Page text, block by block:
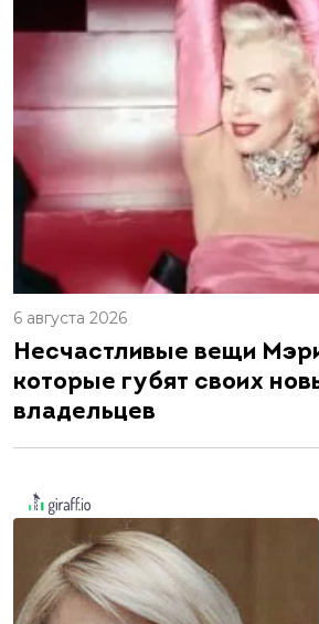
6 августа 2026
Несчастливые вещи
которые губят своих
владельцев